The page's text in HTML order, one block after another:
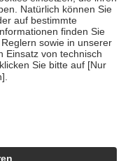
die von der
um echte Bewertungen